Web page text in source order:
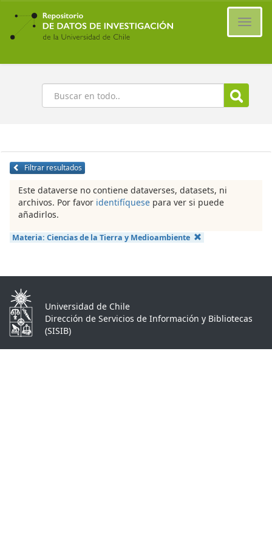
Ir
contenido
principal
Buscar
Filtrar resultados
Este dataverse no contiene dataverses, datasets, ni
archivos. Por favor identifíquese para ver si puede
añadirlos.
Materia: Ciencias de la Tierra y Medioambiente
Universidad de Chile
Dirección de Servicios de Información y Bibliotecas
(SISIB)